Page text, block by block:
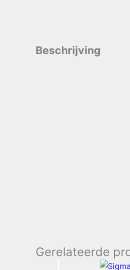
Beschrijving
Gerelateerde